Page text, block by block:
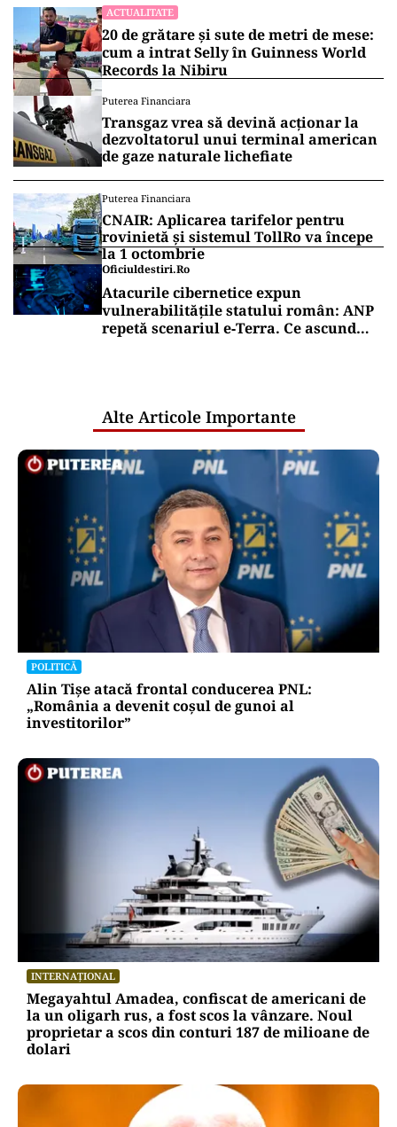
ACTUALITATE
20 de grătare și sute de metri de mese:
cum a intrat Selly în Guinness World
Records la Nibiru
Puterea Financiara
Transgaz vrea să devină acționar la
dezvoltatorul unui terminal american
de gaze naturale lichefiate
Puterea Financiara
CNAIR: Aplicarea tarifelor pentru
rovinietă și sistemul TollRo va începe
la 1 octombrie
Oficiuldestiri.ro
Atacurile cibernetice expun
vulnerabilitățile statului român: ANP
repetă scenariul e‑Terra. Ce ascund
Alte Articole Importante
POLITICĂ
Alin Tișe atacă frontal conducerea PNL:
„România a devenit coșul de gunoi al
investitorilor”
INTERNAȚIONAL
Megayahtul Amadea, confiscat de americani de
la un oligarh rus, a fost scos la vânzare. Noul
proprietar a scos din conturi 187 de milioane de
dolari